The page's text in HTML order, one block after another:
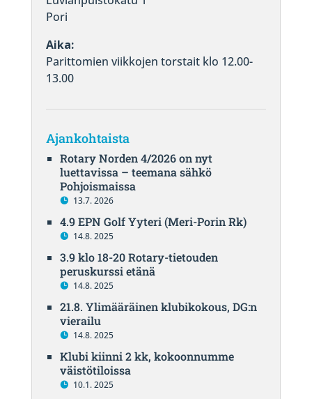
Pori
Aika:
Parittomien viikkojen torstait klo 12.00-
13.00
Ajankohtaista
Rotary Norden 4/2026 on nyt
luettavissa – teemana sähkö
Pohjoismaissa
13.7. 2026
4.9 EPN Golf Yyteri (Meri-Porin Rk)
14.8. 2025
3.9 klo 18-20 Rotary-tietouden
peruskurssi etänä
14.8. 2025
21.8. Ylimääräinen klubikokous, DG:n
vierailu
14.8. 2025
Klubi kiinni 2 kk, kokoonnumme
väistötiloissa
10.1. 2025